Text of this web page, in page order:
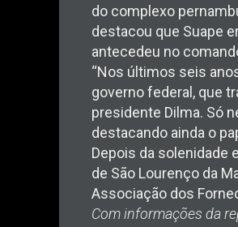
do complexo
destacou que Suape
antecedeu no
“Nos últimos seis
governo federal, que
presidente Dilma. Só
destacando ainda o
Depois da solenidade
de São Lourenço da
Associação dos
Com informações da